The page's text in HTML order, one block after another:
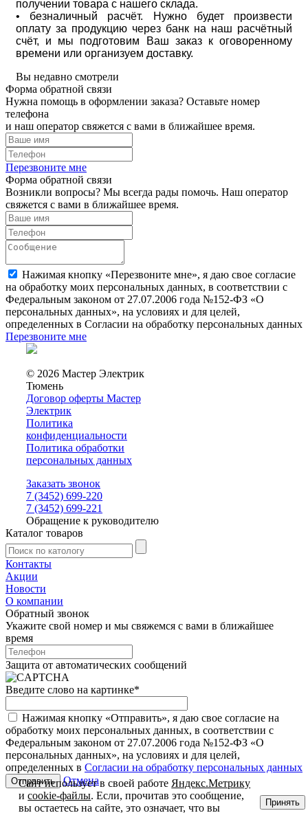
получении товара с нашего склада.
• безналичный расчёт. Нужно будет произвести
оплату за продукцию через банк на наш расчётный
счёт, и мы подготовим Ваш заказ к оговоренному
времени или организуем доставку.
Вы недавно смотрели
Форма обратной связи
Нужна помощь в оформлении заказа? Оставьте номер
телефона
и наш оператор свяжется с вами в ближайшее время.
Перезвоните мне
Форма обратной связи
Возникли вопросы? Мы всегда рады помочь. Наш оператор
свяжется с вами в ближайшее время.
Нажимая кнопку «Перезвоните мне», я даю свое согласие
на обработку моих персональных данных, в соответствии с
Федеральным законом от 27.07.2006 года №152-ФЗ «О
персональных данных», на условиях и для целей,
определенных в Согласии на обработку персональных данных
Перезвоните мне
© 2026 Мастер Электрик
Тюмень
Договор оферты Мастер
Электрик
Политика
конфиденциальности
Политика обработки
персональных данных
Заказать звонок
7 (3452) 699-220
7 (3452) 699-221
Обращение к руководителю
Каталог товаров
Контакты
Акции
Новости
О компании
Обратный звонок
Укажите свой номер и мы свяжемся с вами в ближайшее
время
Защита от автоматических сообщений
Введите слово на картинке*
Нажимая кнопку «Отправить», я даю свое согласие на
обработку моих персональных данных, в соответствии с
Федеральным законом от 27.07.2006 года №152-ФЗ «О
персональных данных», на условиях и для целей,
определенных в Согласии на обработку персональных данных
Отмена
Сайт использует в своей работе Яндекс.Метрику
иcookie-файлы. Если, прочитав это сообщение,
вы остаетесь на сайте, это означает, что вы
Принять